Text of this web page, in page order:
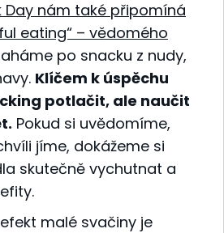
Day nám také připomíná
eating“ – vědomého
po snacku z nudy,
Klíčem k úspěchu
potlačit, ale naučit
Pokud si uvědomíme,
jíme, dokážeme si
skutečně vychutnat a
malé svačiny je